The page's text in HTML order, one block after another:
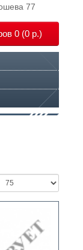
77
0 (0 р.)